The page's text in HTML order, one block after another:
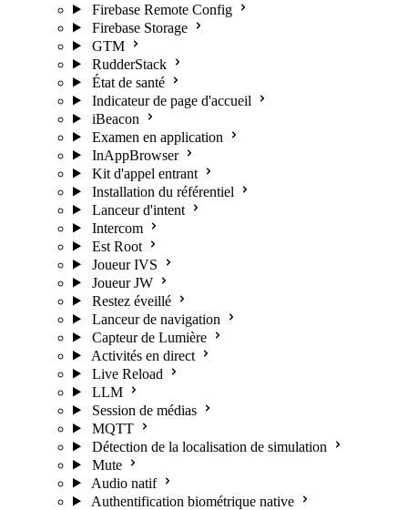
Firebase Remote Config
Firebase Storage
GTM
RudderStack
État de santé
Indicateur de page d'accueil
iBeacon
Examen en application
InAppBrowser
Kit d'appel entrant
Installation du référentiel
Lanceur d'intent
Intercom
Est Root
Joueur IVS
Joueur JW
Restez éveillé
Lanceur de navigation
Capteur de Lumière
Activités en direct
Live Reload
LLM
Session de médias
MQTT
Détection de la localisation de simulation
Mute
Audio natif
Authentification biométrique native